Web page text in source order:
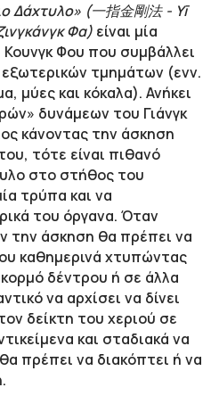
Δάχτυλο» (一指金剛法 - Yī
Φα) είναι μία
Φου που συμβάλλει
τμημάτων (ενν.
μύες και κόκαλα). Ανήκει
δυνάμεων του Γιάνγκ
κάνοντας την άσκηση
τότε είναι πιθανό
στο στήθος του
τρύπα και να
του όργανα. Όταν
την άσκηση θα πρέπει να
καθημερινά χτυπώντας
δέντρου ή σε άλλα
να αρχίσει να δίνει
δείκτη του χεριού σε
και σταδιακά να
πρέπει να διακόπτει ή να